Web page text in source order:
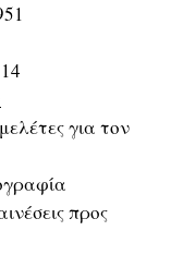
για τον
προς